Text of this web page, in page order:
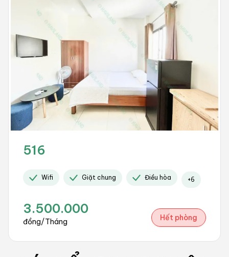
516
Wifi Giặt chung Điều hòa +6
3.500.000
đồng/Tháng Hết phòng